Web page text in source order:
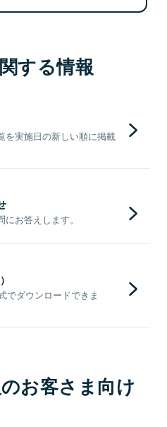
する情報
を実施日の新しい順に掲載
お答えします。
でダウンロードできま
お客さま向け